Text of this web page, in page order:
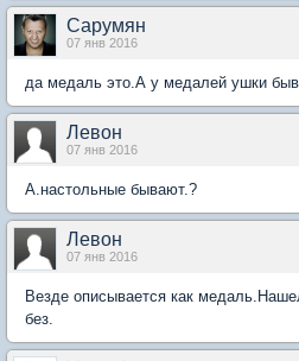
Сарумян
07 янв 2016
да медаль это.А у медалей ушки
Левон
07 янв 2016
А.настольные бывают.?
Левон
07 янв 2016
Везде описывается как
без.